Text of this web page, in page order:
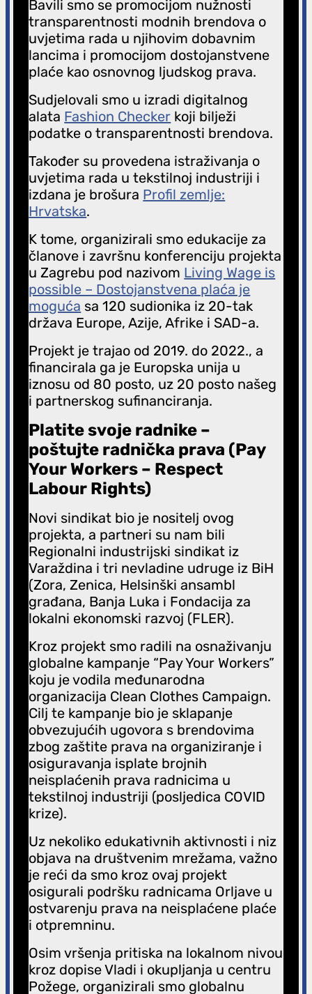
Bavili smo se promocijom nužnosti
transparentnosti modnih brendova o
uvjetima rada u njihovim dobavnim
lancima i promocijom dostojanstvene
plaće kao osnovnog ljudskog prava.
Sudjelovali smo u izradi digitalnog
alata Fashion Checker koji bilježi
podatke o transparentnosti brendova.
Također su provedena istraživanja o
uvjetima rada u tekstilnoj industriji i
izdana je brošura Profil zemlje:
Hrvatska.
K tome, organizirali smo edukacije za
članove i završnu konferenciju projekta
u Zagrebu pod nazivom Living Wage is
possible – Dostojanstvena plaća je
moguća sa 120 sudionika iz 20-tak
država Europe, Azije, Afrike i SAD-a.
Projekt je trajao od 2019. do 2022., a
financirala ga je Europska unija u
iznosu od 80 posto, uz 20 posto našeg
i partnerskog sufinanciranja.
Platite svoje radnike –
poštujte radnička prava (Pay
Your Workers – Respect
Labour Rights)
Novi sindikat bio je nositelj ovog
projekta, a partneri su nam bili
Regionalni industrijski sindikat iz
Varaždina i tri nevladine udruge iz BiH
(Zora, Zenica, Helsinški ansambl
građana, Banja Luka i Fondacija za
lokalni ekonomski razvoj (FLER).
Kroz projekt smo radili na osnaživanju
globalne kampanje “Pay Your Workers”
koju je vodila međunarodna
organizacija Clean Clothes Campaign.
Cilj te kampanje bio je sklapanje
obvezujućih ugovora s brendovima
zbog zaštite prava na organiziranje i
osiguravanja isplate brojnih
neisplaćenih prava radnicima u
tekstilnoj industriji (posljedica COVID
krize).
Uz nekoliko edukativnih aktivnosti i niz
objava na društvenim mrežama, važno
je reći da smo kroz ovaj projekt
osigurali podršku radnicama Orljave u
ostvarenju prava na neisplaćene plaće
i otpremninu.
Osim vršenja pritiska na lokalnom nivou
kroz dopise Vladi i okupljanja u centru
Požege, organizirali smo globalnu